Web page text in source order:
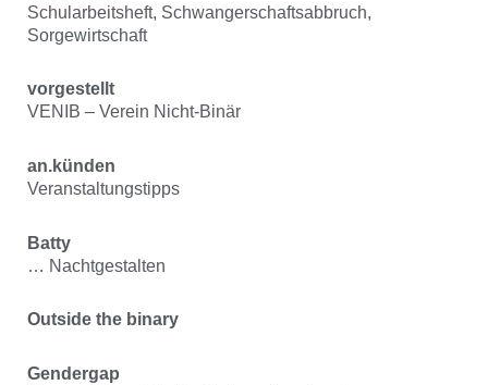
Schularbeitsheft, Schwangerschaftsabbruch,
Sorgewirtschaft
vorgestellt
VENIB – Verein Nicht-Binär
an.künden
Veranstaltungstipps
Batty
… Nachtgestalten
Outside the binary
Gendergap